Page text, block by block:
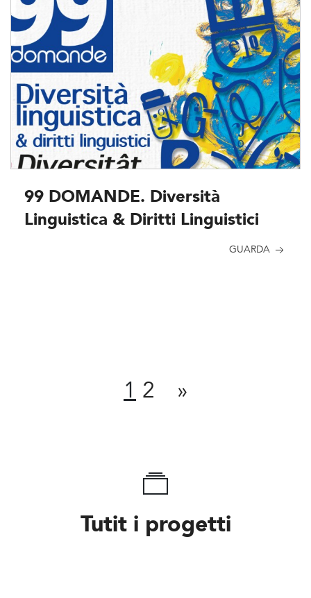
99 DOMANDE. Diversità
Linguistica & Diritti Linguistici
GUARDA
1 2 »
Tutit i progetti